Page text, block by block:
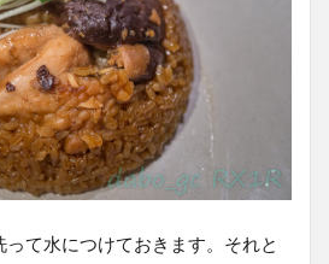
って水につけておきます。それと